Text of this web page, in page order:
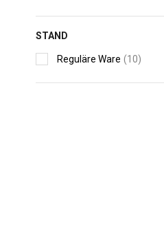
STAND
Reguläre Ware (10)